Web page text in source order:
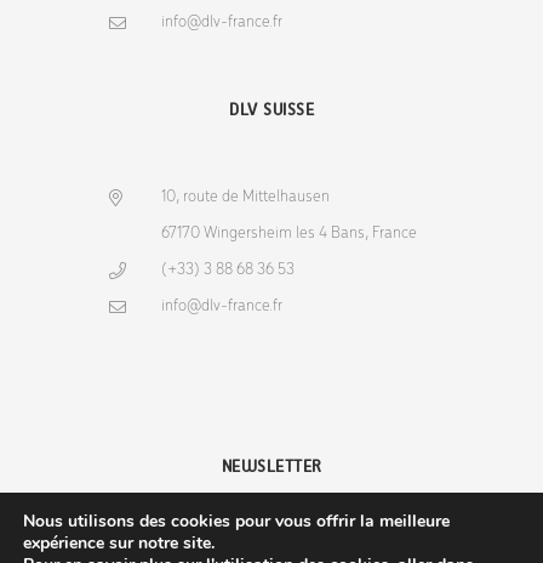
info@dlv-france.fr
DLV SUISSE
10, route de Mittelhausen
67170 Wingersheim les 4 Bans, France
(+33) 3 88 68 36 53
info@dlv-france.fr
NEWSLETTER
Nous utilisons des cookies pour vous offrir la meilleure
expérience sur notre site.